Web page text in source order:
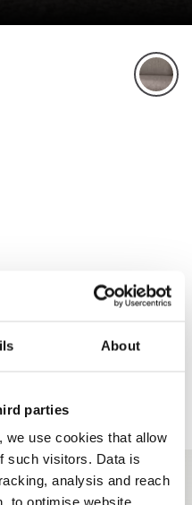
About
parties
we use cookies that allow
such visitors. Data is
analysis and reach
to optimise website
2
3